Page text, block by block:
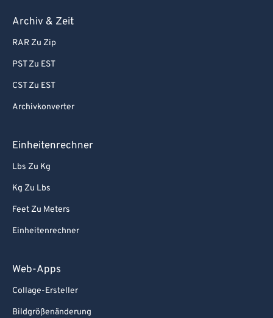
Archiv & Zeit
RAR Zu Zip
PST Zu EST
CST Zu EST
Archivkonverter
Einheitenrechner
Lbs Zu Kg
Kg Zu Lbs
Feet Zu Meters
Einheitenrechner
Web-Apps
Collage-Ersteller
Bildgrößenänderung